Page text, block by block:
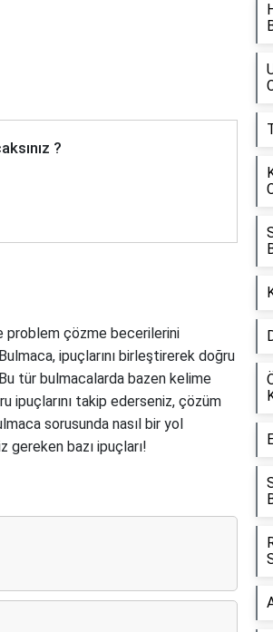
?
problem çözme becerilerini
ipuçlarını birleştirerek doğru
tür bulmacalarda bazen kelime
ipuçlarını takip ederseniz, çözüm
sorusunda nasıl bir yol
bazı ipuçları!